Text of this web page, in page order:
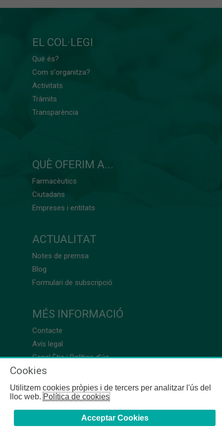
EL COL·LEGI
Què és?
Com s'organitza?
Activitats
Tràmits
Transparència
QUÈ OFERIM A...
Farmacèutics
Ciutadans
Empreses i entitats
ACTUALITAT
Notes de premsa
Blog
Formulari de subscripció
MÉS INFORMACIÓ
Contacte
Avís legal
Canal Ètic i Política d’ús
Cookies
Utilitzem cookies pròpies i de tercers per analitzar l'ús del
lloc web.Política de cookies
Acceptar Cookies